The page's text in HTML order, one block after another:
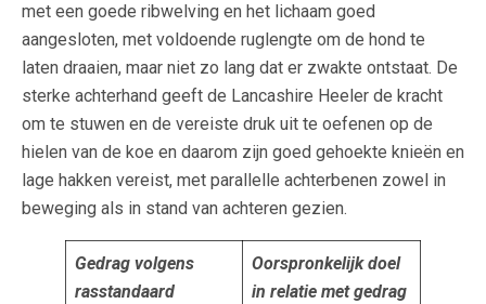
met een goede ribwelving en het lichaam goed
aangesloten, met voldoende ruglengte om de hond te
laten draaien, maar niet zo lang dat er zwakte ontstaat. De
sterke achterhand geeft de Lancashire Heeler de kracht
om te stuwen en de vereiste druk uit te oefenen op de
hielen van de koe en daarom zijn goed gehoekte knieën en
lage hakken vereist, met parallelle achterbenen zowel in
beweging als in stand van achteren gezien.
Gedrag volgens
rasstandaard
Oorspronkelijk doel
in relatie met gedrag